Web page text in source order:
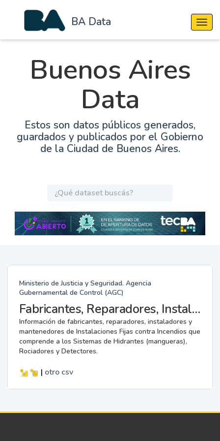
BA Data
Buenos Aires
Data
Estos son datos públicos generados,
guardados y publicados por el Gobierno
de la Ciudad de Buenos Aires.
Ministerio de Justicia y Seguridad. Agencia
Gubernamental de Control (AGC)
Fabricantes, Reparadores, Instaladores y Mantenedores de Instalaciones Fijas contra Incendios.
Información de fabricantes, reparadores, instaladores y
mantenedores de Instalaciones Fijas contra Incendios que
comprende a los Sistemas de Hidrantes (mangueras),
Rociadores y Detectores.
| otro csv